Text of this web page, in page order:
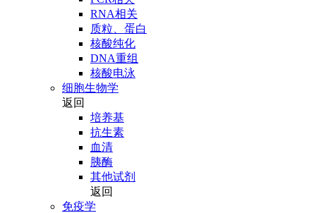
RNA相关
质粒、蛋白
核酸纯化
DNA重组
核酸电泳
细胞生物学
返回
培养基
抗生素
血清
胰酶
其他试剂
返回
免疫学